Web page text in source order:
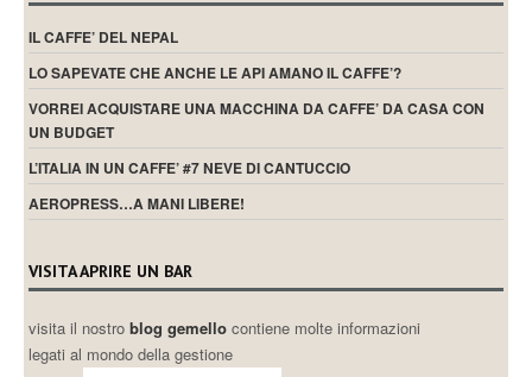
IL CAFFE’ DEL NEPAL
LO SAPEVATE CHE ANCHE LE API AMANO IL CAFFE’?
VORREI ACQUISTARE UNA MACCHINA DA CAFFE’ DA CASA CON
UN BUDGET
L’ITALIA IN UN CAFFE’ #7 NEVE DI CANTUCCIO
AEROPRESS…A MANI LIBERE!
VISITA APRIRE UN BAR
visita il nostroblog gemellocontiene molte informazioni
legati al mondo della gestione